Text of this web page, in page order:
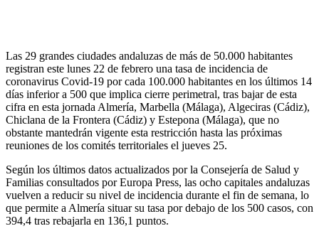
Las 29 grandes ciudades andaluzas de más de 50.000 habitantes
registran este lunes 22 de febrero una tasa de incidencia de
coronavirus Covid-19 por cada 100.000 habitantes en los últimos 14
días inferior a 500 que implica cierre perimetral, tras bajar de esta
cifra en esta jornada Almería, Marbella (Málaga), Algeciras (Cádiz),
Chiclana de la Frontera (Cádiz) y Estepona (Málaga), que no
obstante mantedrán vigente esta restricción hasta las próximas
reuniones de los comités territoriales el jueves 25.
Según los últimos datos actualizados por la Consejería de Salud y
Familias consultados por Europa Press, las ocho capitales andaluzas
vuelven a reducir su nivel de incidencia durante el fin de semana, lo
que permite a Almería situar su tasa por debajo de los 500 casos, con
394,4 tras rebajarla en 136,1 puntos.